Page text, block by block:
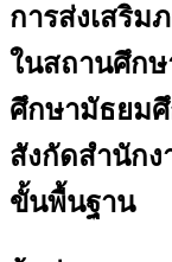
การส่งเสริม
ในสถานศึกษ
ศึกษามัธยมศึ
สังกัดสำนัก
ขั้นพื้นฐาน